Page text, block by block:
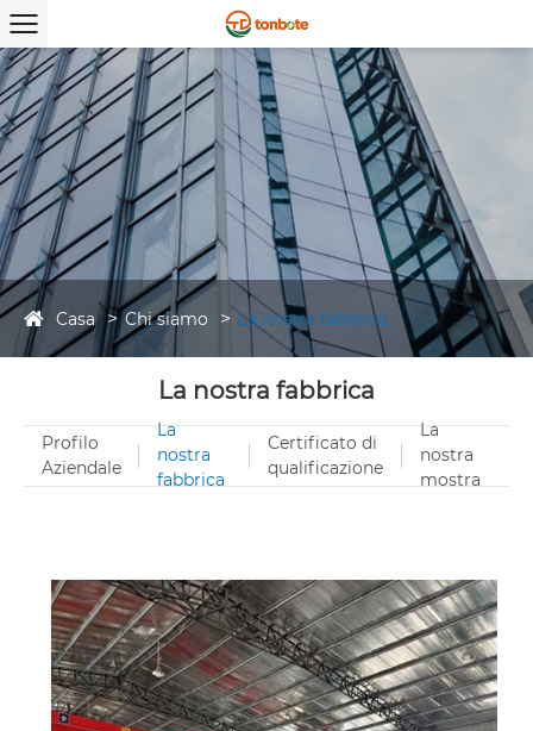
Casa Chi siamo La nostra fabbrica
La nostra fabbrica
Profilo
Aziendale
La
nostra
fabbrica
Certificato di
qualificazione
La
nostra
mostra